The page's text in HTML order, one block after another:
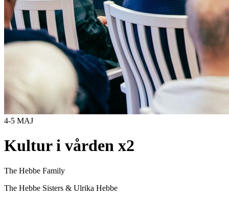
4-5 MAJ
Kultur i vården x2
The Hebbe Family
The Hebbe Sisters & Ulrika Hebbe